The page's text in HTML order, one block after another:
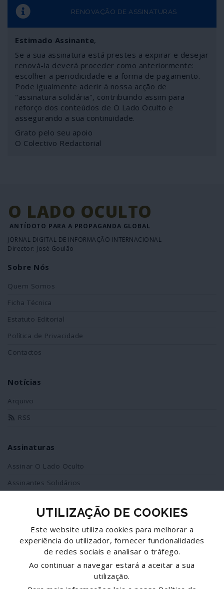
Falemos então de partilha de dados.
RENOVAÇÃO DE ASSINATURAS
Estimado Assinante,
Se a sua assinatura está prestes a expirar e desejar
renová-la deverá proceder como anteriormente:
escolher a periodicidade e a forma de pagamento.
Pode igualmente aderir à nossa acção de
"assinatura solidária", contribuindo assim para
reforço dos conteúdos de O Lado Oculto e
assegurando a sua continuidade.
Grato pelo seu apoio
O Colectivo Redactorial
O LADO OCULTO
ANTÍDOTO PARA A PROPAGANDA GLOBAL
JORNAL DIGITAL DE INFORMAÇÃO INTERNACIONAL
Director: José Goulão
Sobre Nós
Quem Somos
Ficha Técnica
Estatuto Editorial
Política de Privacidade
Contactos
Notícias
Arquivo
RSS
Assinaturas
Assinar O Lado Oculto
Assinantes Solidários
Redes Sociais
Siga-nos no facebook
UTILIZAÇÃO DE COOKIES
Este website utiliza cookies para melhorar a
experiência do utilizador, fornecer funcionalidades
de redes sociais e analisar o tráfego.
Ao continuar a navegar estará a aceitar a sua
utilização.